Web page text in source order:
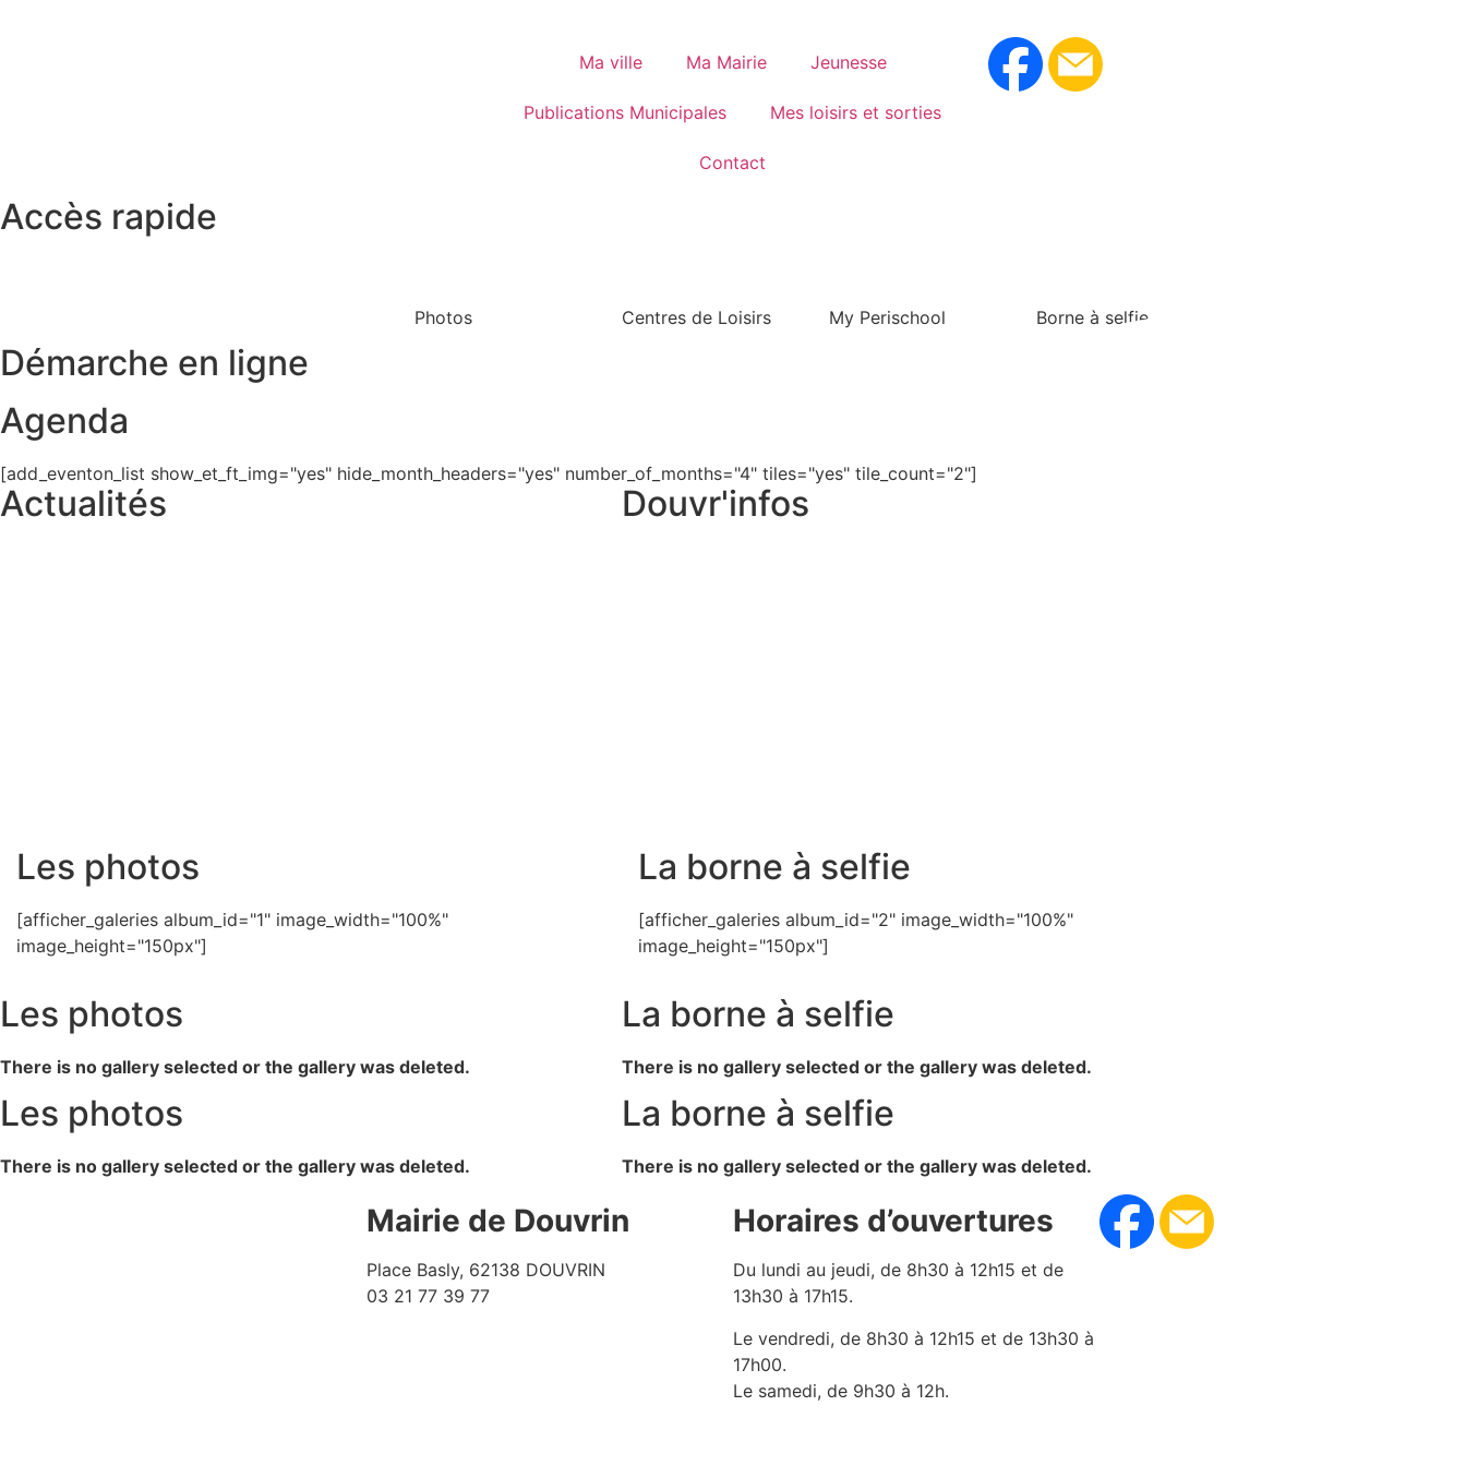
Ma ville Ma Mairie Jeunesse
Publications Municipales Mes loisirs et sorties
Contact
Accès rapide
Photos Centres de Loisirs My Perischool Borne à selfie
Démarche en ligne
Agenda
[add_eventon_list show_et_ft_img="yes" hide_month_headers="yes" number_of_months="4" tiles="yes" tile_count="2"]
Actualités Douvr'infos
Les photos
[afficher_galeries album_id="1" image_width="100%"
image_height="150px"]
La borne à selfie
[afficher_galeries album_id="2" image_width="100%"
image_height="150px"]
Les photos
There is no gallery selected or the gallery was deleted.
La borne à selfie
There is no gallery selected or the gallery was deleted.
Les photos
There is no gallery selected or the gallery was deleted.
La borne à selfie
There is no gallery selected or the gallery was deleted.
Mairie de Douvrin
Place Basly, 62138 DOUVRIN
03 21 77 39 77
Horaires d’ouvertures
Du lundi au jeudi, de 8h30 à 12h15 et de
13h30 à 17h15.
Le vendredi, de 8h30 à 12h15 et de 13h30 à
17h00.
Le samedi, de 9h30 à 12h.